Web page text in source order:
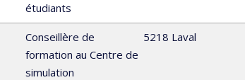
étudiants
Conseillère de
formation au Centre de
simulation
5218 Laval